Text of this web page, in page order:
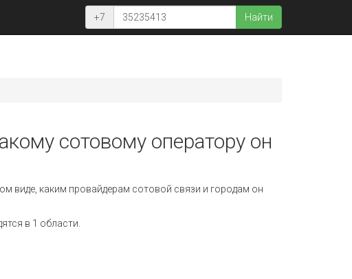
+7 Найти
сотовому оператору он
виде, каким провайдерам сотовой связи и городам он
в 1 области.